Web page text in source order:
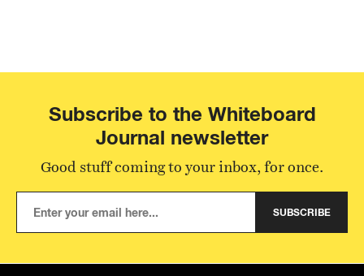
Subscribe to the Whiteboard
Journal newsletter
Good stuff coming to your inbox, for once.
SUBSCRIBE